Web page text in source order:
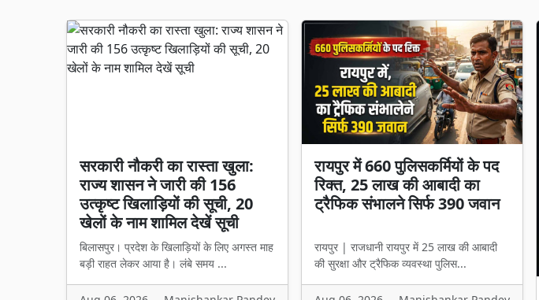
सरकारी नौकरी का रास्ता खुला:
राज्य शासन ने जारी की 156
उत्कृष्ट खिलाड़ियों की सूची, 20
खेलों के नाम शामिल देखें सूची
बिलासपुर। प्रदेश के खिलाड़ियों के लिए अगस्त माह
बड़ी राहत लेकर आया है। लंबे समय ...
रायपुर में 660 पुलिसकर्मियों के पद
रिक्त, 25 लाख की आबादी का
ट्रैफिक संभालने सिर्फ 390 जवान
रायपुर | राजधानी रायपुर में 25 लाख की आबादी
की सुरक्षा और ट्रैफिक व्यवस्था पुलिस...